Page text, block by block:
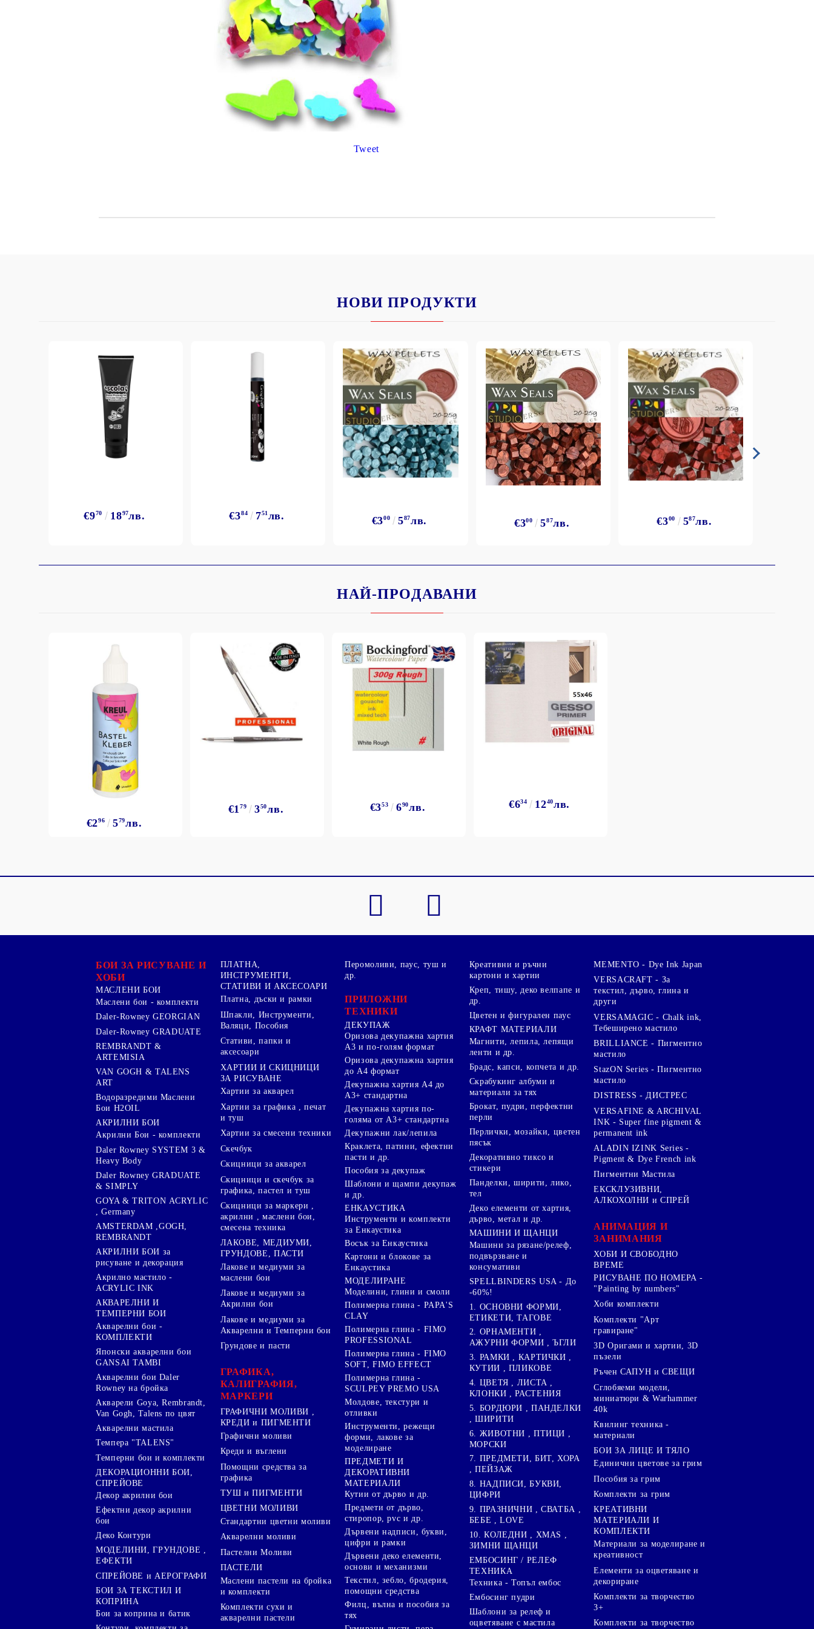
Моят профил
Регистрация
Гумирани листи, пера, шринк пластмаса и др.
Пигментни Мастила
ЕКСКЛУЗИВНИ, АЛКОХОЛНИ и
ДЕКОРАТИВНИ И ПЕЧАТИ ЗА
ВОСЪК
Tweet
НОВИ ПРОДУКТИ
€970 1897лв. €384 751лв. €300 587лв. €300 587лв. €300 587лв.
НАЙ-ПРОДАВАНИ
€296 579лв.
€179 350лв. €353 690лв. €634 1240лв.
БОИ ЗА РИСУВАНЕ И
ХОБИ
МАСЛЕНИ БОИ
Маслени бои - комплекти
Daler-Rowney GEORGIAN
Daler-Rowney GRADUATE
REMBRANDT &
ARTEMISIA
VAN GOGH & TALENS
ART
Водоразредими Маслени
Бои H2OIL
АКРИЛНИ БОИ
Акрилни Бои - комплекти
Daler Rowney SYSTEM 3 &
Heavy Body
Daler Rowney GRADUATE
& SIMPLY
GOYA & TRITON АCRYLIC
, Germany
AMSTERDAM ,GOGH,
REMBRANDT
АКРИЛНИ БОИ за
рисуване и декорация
Акрилно мастило -
ACRYLIC INK
АКВАРЕЛНИ И
ТЕМПЕРНИ БОИ
Акварелни бои -
КОМПЛЕКТИ
Японски акварелни бои
GANSAI TAMBI
Акварелни бои Daler
Rowney на бройка
Акварели Goya, Rembrandt,
Van Gogh, Talens по цвят
Акварелни мастила
Темпера "TALENS"
Темперни бои и комплекти
ДЕКОРАЦИОННИ БОИ,
СПРЕЙОВЕ
Декор акрилни бои
Ефектни декор акрилни
бои
Деко Контури
МОДЕЛИНИ, ГРУНДОВЕ ,
ЕФЕКТИ
СПРЕЙОВЕ и АЕРОГРАФИ
БОИ ЗА ТЕКСТИЛ И
КОПРИНА
Бои за коприна и батик
ПЛАТНА,
ИНСТРУМЕНТИ,
СТАТИВИ И АКСЕСОАРИ
Платна, дъски и рамки
Шпакли, Инструменти,
Валяци, Пособия
Стативи, папки и
аксесоари
ХАРТИИ И СКИЦНИЦИ
ЗА РИСУВАНЕ
Хартии за акварел
Хартии за графика , печат
и туш
Хартии за смесени техники
Скечбук
Скицници за акварел
Скицници и скечбук за
графика, пастел и туш
Скицници за маркери ,
акрилни , маслени бои,
смесена техника
ЛАКОВЕ, МЕДИУМИ,
ГРУНДОВЕ, ПАСТИ
Лакове и медиуми за
маслени бои
Лакове и медиуми за
Акрилни бои
Лакове и медиуми за
Акварелни и Темперни бои
Грундове и пасти
ГРАФИКА,
КАЛИГРАФИЯ,
МАРКЕРИ
ГРАФИЧНИ МОЛИВИ ,
КРЕДИ и ПИГМЕНТИ
Графични моливи
Креди и въглени
Помощни средства за
графика
ТУШ и ПИГМЕНТИ
ЦВЕТНИ МОЛИВИ
Стандартни цветни моливи
Акварелни моливи
Пастелни Моливи
ПАСТЕЛИ
Маслени пастели на бройка
и комплекти
Комплекти сухи и
акварелни пастели
Перомоливи, паус, туш и
др.
ПРИЛОЖНИ
ТЕХНИКИ
ДЕКУПАЖ
Оризова декупажна хартия
А3 и по-голям формат
Оризова декупажна хартия
до А4 формат
Декупажна хартия А4 до
А3+ стандартна
Декупажна хартия по-
голяма от А3+ стандартна
Декупажни лак/лепила
Краклета, патини, ефектни
пасти и др.
Пособия за декупаж
Шаблони и щампи декупаж
и др.
ЕНКАУСТИКА
Инструменти и комплекти
за Енкаустика
Восък за Енкаустика
Картони и блокове за
Енкаустика
МОДЕЛИРАНЕ
Моделини, глини и смоли
Полимерна глина - PAPA'S
CLAY
Полимерна глина - FIMO
PROFESSIONAL
Полимерна глина - FIMO
SOFT, FIMO EFFECT
Полимерна глина -
SCULPEY PREMO USA
Молдове, текстури и
отливки
Инструменти, режещи
форми, лакове за
моделиране
ПРЕДМЕТИ И
ДЕКОРАТИВНИ
МАТЕРИАЛИ
Кутии от дърво и др.
Предмети от дърво,
стиропор, pvc и др.
Дървени надписи, букви,
цифри и рамки
Дървени деко елементи,
основи и механизми
Текстил, зебло, бродерия,
помощни средства
Филц, вълна и пособия за
тях
Креативни и ръчни
картони и хартии
Креп, тишу, деко велпапе и
др.
Цветен и фигурален паус
КРАФТ МАТЕРИАЛИ
Магнити, лепила, лепящи
ленти и др.
Брадс, капси, копчета и др.
Скрабукинг албуми и
материали за тях
Брокат, пудри, перфектни
перли
Перлички, мозайки, цветен
пясък
Декоративно тиксо и
стикери
Панделки, ширити, лико,
тел
Деко елементи от хартия,
дърво, метал и др.
МАШИНИ И ЩАНЦИ
Машини за рязане/релеф,
подвързване и
консумативи
SPELLBINDERS USA - До
-60%!
1. ОСНОВНИ ФОРМИ,
ЕТИКЕТИ, ТАГОВЕ
2. ОРНАМЕНТИ ,
АЖУРНИ ФОРМИ , ЪГЛИ
3. РАМКИ , КАРТИЧКИ ,
КУТИИ , ПЛИКОВЕ
4. ЦВЕТЯ , ЛИСТА ,
КЛОНКИ , РАСТЕНИЯ
5. БОРДЮРИ , ПАНДЕЛКИ
, ШИРИТИ
6. ЖИВОТНИ , ПТИЦИ ,
МОРСКИ
7. ПРЕДМЕТИ, БИТ, ХОРА
, ПЕЙЗАЖ
8. НАДПИСИ, БУКВИ,
ЦИФРИ
9. ПРАЗНИЧНИ , СВАТБА ,
БЕБЕ , LOVE
10. КОЛЕДНИ , XMAS ,
ЗИМНИ ЩАНЦИ
ЕМБОСИНГ / РЕЛЕФ
ТЕХНИКА
Техника - Топъл ембос
Ембосинг пудри
Шаблони за релеф и
оцветяване с мастила
MEMENTO - Dye Ink Japan
VERSACRAFT - За
текстил, дърво, глина и
други
VERSAMAGIC - Chalk ink,
Тебеширено мастило
BRILLIANCE - Пигментно
мастило
StazON Series - Пигментно
мастило
DISTRESS - ДИСТРЕС
VERSAFINE & ARCHIVAL
INK - Super fine pigment &
permanent ink
ALADIN IZINK Series -
Pigment & Dye French ink
Пигментни Мастила
ЕКСКЛУЗИВНИ,
АЛКОХОЛНИ и СПРЕЙ
АНИМАЦИЯ И
ЗАНИМАНИЯ
ХОБИ И СВОБОДНО
ВРЕМЕ
РИСУВАНЕ ПО НОМЕРА -
"Painting by numbers"
Хоби комплекти
Комплекти "Арт
гравиране"
3D Оригами и хартии, 3D
пъзели
Ръчен САПУН и СВЕЩИ
Сглобяеми модели,
миниатюри & Warhammer
40k
Квилинг техника -
материали
БОИ ЗА ЛИЦЕ И ТЯЛО
Единични цветове за грим
Пособия за грим
Комплекти за грим
КРЕАТИВНИ
МАТЕРИАЛИ И
КОМПЛЕКТИ
Mатериали за моделиране и
креативност
Елементи за оцветяване и
декориране
Комплекти за творчество
3+
Комплекти за творчество